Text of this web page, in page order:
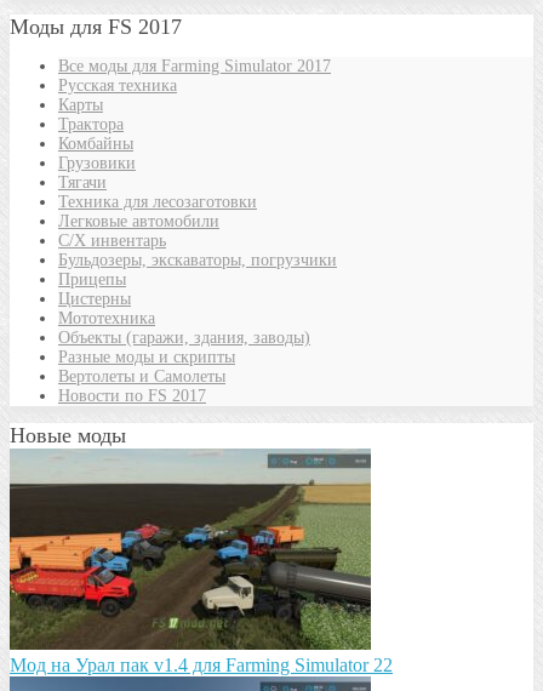
Моды для FS 2017
Все моды для Farming Simulator 2017
Русская техника
Карты
Трактора
Комбайны
Грузовики
Тягачи
Техника для лесозаготовки
Легковые автомобили
С/Х инвентарь
Бульдозеры, экскаваторы, погрузчики
Прицепы
Цистерны
Мототехника
Объекты (гаражи, здания, заводы)
Разные моды и скрипты
Вертолеты и Самолеты
Новости по FS 2017
Новые моды
Мод на Урал пак v1.4 для Farming Simulator 22